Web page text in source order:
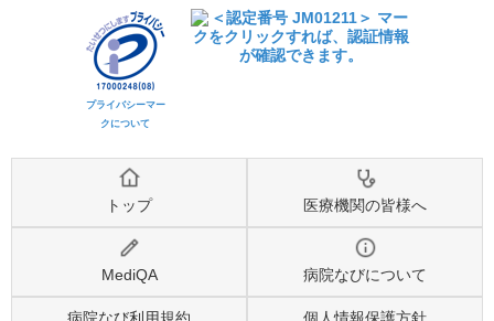
プライバシーマー
クについて
トップ 医療機関の皆様へ
MediQA 病院なびについて
病院なび利用規約 個人情報保護方針